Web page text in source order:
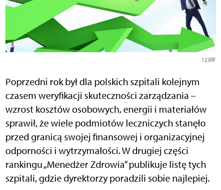
123RF
Poprzedni rok był dla polskich szpitali kolejnym
czasem weryfikacji skuteczności zarządzania –
wzrost kosztów osobowych, energii i materiałów
sprawił, że wiele podmiotów leczniczych stanęło
przed granicą swojej finansowej i organizacyjnej
odporności i wytrzymałości. W drugiej części
rankingu „Menedżer Zdrowia” publikuje listę tych
szpitali, gdzie dyrektorzy poradzili sobie najlepiej.